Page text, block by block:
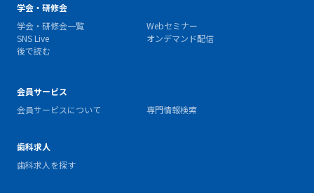
学会・研修会
学会・研修会一覧
Webセミナー
SNS Live
オンデマンド配信
後で読む
会員サービス
会員サービスについて
専門情報検索
歯科求人
歯科求人を探す